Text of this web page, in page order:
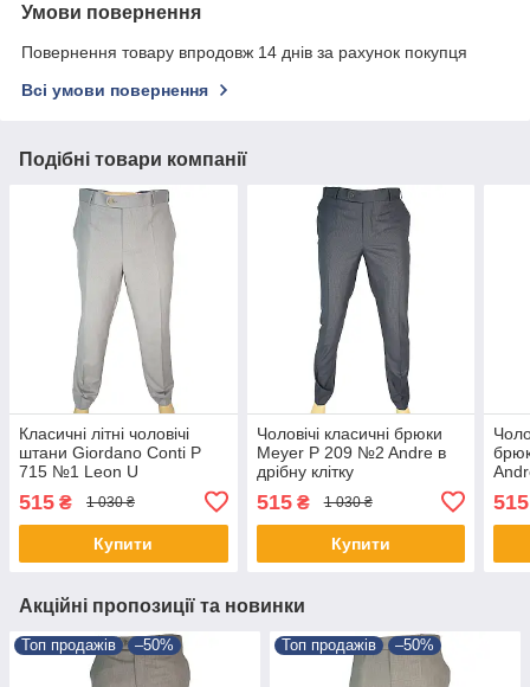
Умови повернення
Повернення товару впродовж 14 днів за рахунок покупця
Всі умови повернення
Подібні товари компанії
Класичні літні чоловічі
штани Giordano Conti P
715 №1 Leon U
515 ₴ 1 030 ₴
Купити
Чоловічі класичні брюки
Meyer P 209 №2 Andre в
дрібну клітку
515₴ 1 030 ₴
Купити
515
Акційні пропозиції та новинки
Топ продажів –50% Топ продажів –50%